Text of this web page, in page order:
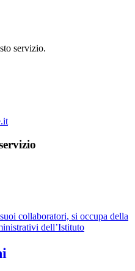
servizio.
collaboratori, si occupa della
dell’Istituto